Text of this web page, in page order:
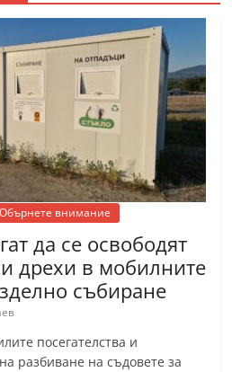
Обърнете внимание
да се освободят
дрехи в мобилните
събиране
посегателства и
разбиване на съдовете за